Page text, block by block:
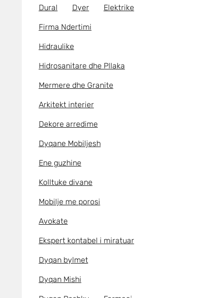
Dural Dyer Elektrike
Firma Ndertimi
Hidraulike
Hidrosanitare dhe Pllaka
Mermere dhe Granite
Arkitekt interier
Dekore arredime
Dyqane Mobiljesh
Ene guzhine
Kolltuke divane
Mobilje me porosi
Avokate
Ekspert kontabel i miratuar
Dyqan bylmet
Dyqan Mishi